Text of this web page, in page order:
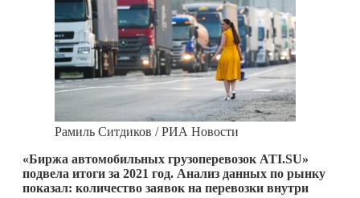
Рамиль Ситдиков / РИА Новости
«Биржа автомобильных грузоперевозок ATI.SU»
подвела итоги за 2021 год. Анализ данных по рынку
показал: количество заявок на перевозки внутри